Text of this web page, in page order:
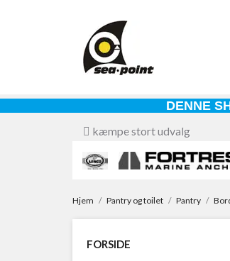
DENNE
kæmpe stort udvalg
Hjem Pantry og toilet Pantry
FORSIDE